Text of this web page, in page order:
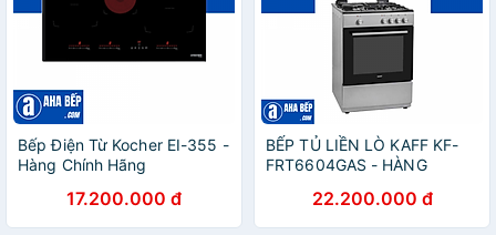
Bếp Điện Từ Kocher EI-355 -
Hàng Chính Hãng
17.200.000 đ
BẾP TỦ LIỀN LÒ KAFF KF-
FRT6604GAS - HÀNG
22.200.000 đ